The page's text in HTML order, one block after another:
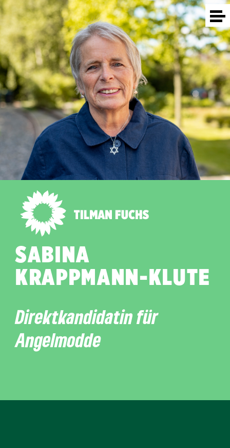
SABINA
KRAPPMANN-KLUTE
Direktkandidatin für
Angelmodde